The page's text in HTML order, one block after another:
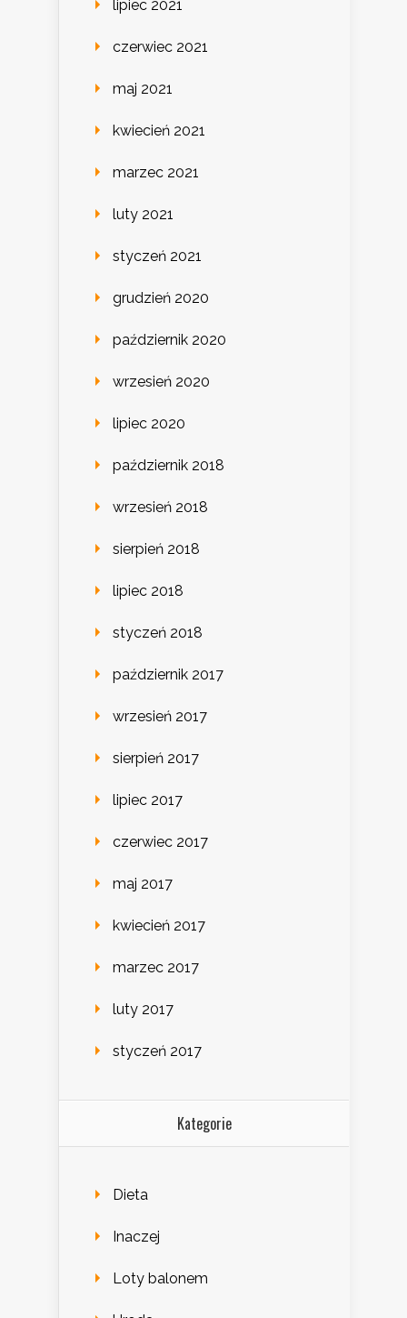
lipiec 2021
czerwiec 2021
maj 2021
kwiecień 2021
marzec 2021
luty 2021
styczeń 2021
grudzień 2020
październik 2020
wrzesień 2020
lipiec 2020
październik 2018
wrzesień 2018
sierpień 2018
lipiec 2018
styczeń 2018
październik 2017
wrzesień 2017
sierpień 2017
lipiec 2017
czerwiec 2017
maj 2017
kwiecień 2017
marzec 2017
luty 2017
styczeń 2017
Kategorie
Dieta
Inaczej
Loty balonem